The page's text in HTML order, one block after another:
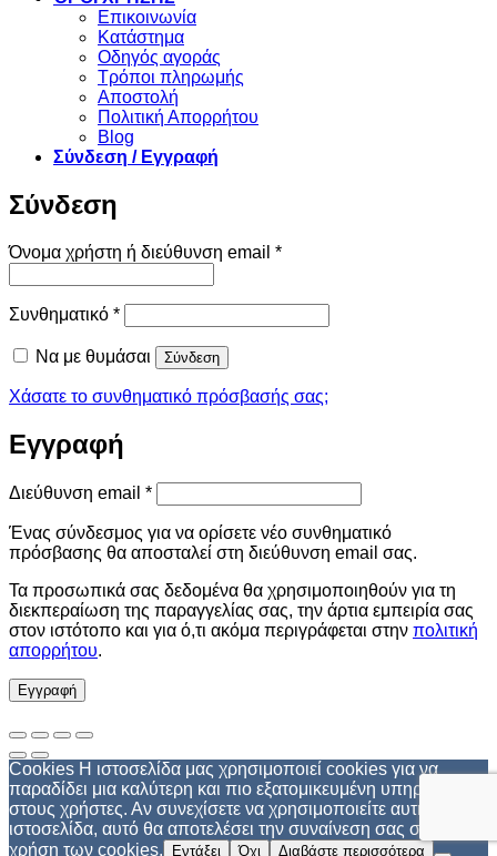
Επικοινωνία
Κατάστημα
Οδηγός αγοράς
Τρόποι πληρωμής
Αποστολή
Πολιτική Απορρήτου
Blog
Σύνδεση / Εγγραφή
Σύνδεση
Όνομα χρήστη ή διεύθυνση email *Απαιτείται
Συνθηματικό *Απαιτείται
Να με θυμάσαι Σύνδεση
Χάσατε το συνθηματικό πρόσβασής σας;
Εγγραφή
Διεύθυνση email *Απαιτείται
Ένας σύνδεσμος για να ορίσετε νέο συνθηματικό
πρόσβασης θα αποσταλεί στη διεύθυνση email σας.
Τα προσωπικά σας δεδομένα θα χρησιμοποιηθούν για τη
διεκπεραίωση της παραγγελίας σας, την άρτια εμπειρία σας
στον ιστότοπο και για ό,τι ακόμα περιγράφεται στην πολιτική
απορρήτου.
Εγγραφή
Cookies Η ιστοσελίδα μας χρησιμοποιεί cookies για να
παραδίδει μια καλύτερη και πιο εξατομικευμένη υπηρεσία
στους χρήστες. Αν συνεχίσετε να χρησιμοποιείτε αυτή την
ιστοσελίδα, αυτό θα αποτελέσει την συναίνεση σας στη
χρήση των cookies.
Εντάξει Όχι Διαβάστε περισσότερα